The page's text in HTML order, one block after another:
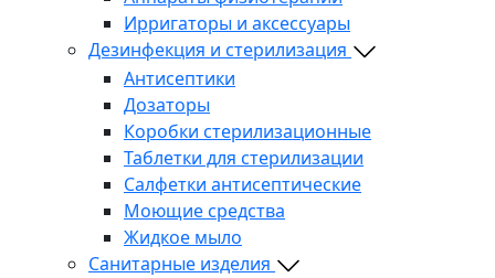
Ирригаторы и аксессуары
Дезинфекция и стерилизация
Антисептики
Дозаторы
Коробки стерилизационные
Таблетки для стерилизации
Салфетки антисептические
Моющие средства
Жидкое мыло
Санитарные изделия